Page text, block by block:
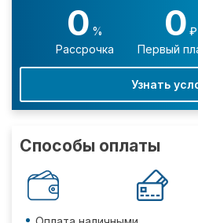
0 %
Рассрочка
0 ₽
Первый
Узнать
Способы оплаты